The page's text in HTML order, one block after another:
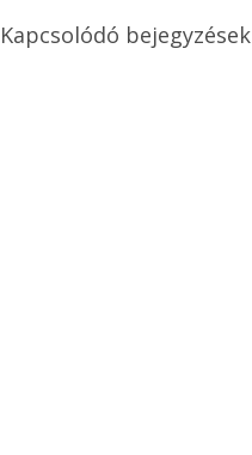
Kapcsolódó bejegyzések